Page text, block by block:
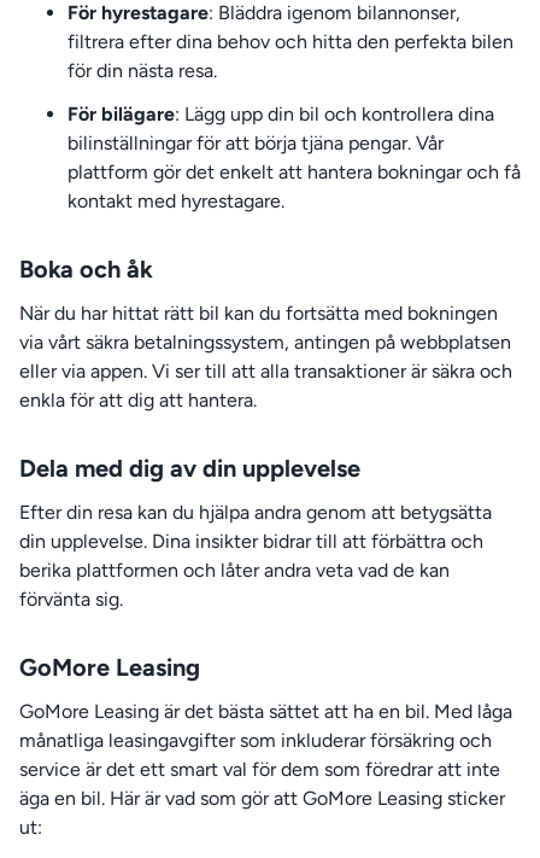
För hyrestagare: Bläddra igenom bilannonser,
filtrera efter dina behov och hitta den perfekta bilen
för din nästa resa.
För bilägare: Lägg upp din bil och kontrollera dina
bilinställningar för att börja tjäna pengar. Vår
plattform gör det enkelt att hantera bokningar och få
kontakt med hyrestagare.
Boka och åk
När du har hittat rätt bil kan du fortsätta med bokningen
via vårt säkra betalningssystem, antingen på webbplatsen
eller via appen. Vi ser till att alla transaktioner är säkra och
enkla för att dig att hantera.
Dela med dig av din upplevelse
Efter din resa kan du hjälpa andra genom att betygsätta
din upplevelse. Dina insikter bidrar till att förbättra och
berika plattformen och låter andra veta vad de kan
förvänta sig.
GoMore Leasing
GoMore Leasing är det bästa sättet att ha en bil. Med låga
månatliga leasingavgifter som inkluderar försäkring och
service är det ett smart val för dem som föredrar att inte
äga en bil. Här är vad som gör att GoMore Leasing sticker
ut: